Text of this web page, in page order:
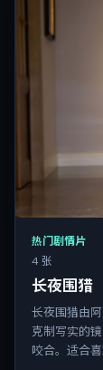
热门剧情片
4 张
长夜围猎
长夜围猎由
克制写实的
咬合。适合